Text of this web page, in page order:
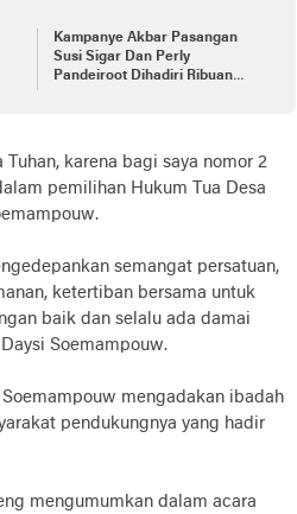
Kampanye Akbar Pasangan
Susi Sigar Dan Perly
Pandeiroot Dihadiri Ribuan
karena bagi saya nomor 2
pemilihan Hukum Tua Desa
semangat persatuan,
ketertiban bersama untuk
baik dan selalu ada damai
Soemampouw.
mengadakan ibadah
pendukungnya yang hadir
mengumumkan dalam acara